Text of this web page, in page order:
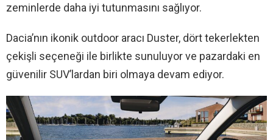
zeminlerde daha iyi tutunmasını sağlıyor.
Dacia’nın ikonik outdoor aracı Duster, dört tekerlekten
çekişli seçeneği ile birlikte sunuluyor ve pazardaki en
güvenilir SUV’lardan biri olmaya devam ediyor.